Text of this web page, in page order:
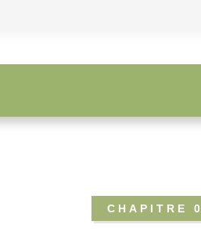
CHAPITRE